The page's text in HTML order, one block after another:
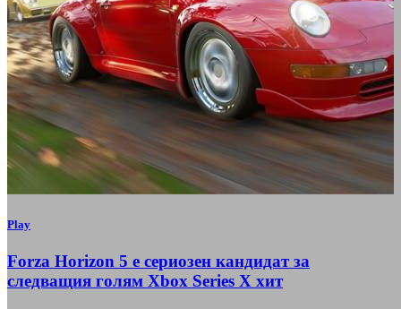
Play
Forza Horizon 5 е сериозен кандидат за
следващия голям Xbox Series X хит